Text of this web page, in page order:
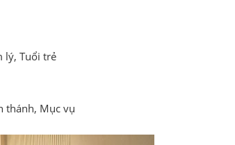
lý, Tuổi trẻ
thánh, Mục vụ